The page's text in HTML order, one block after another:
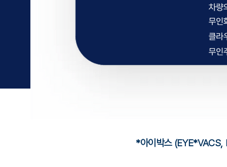
*아이박스